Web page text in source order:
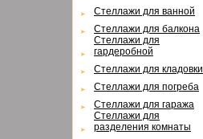
Cтеллажи для ванной
Стеллажи для балкона
Cтеллажи для
гардеробной
Cтеллажи для кладовки
Cтеллажи для погреба
Cтеллажи для гаража
Cтеллажи для
разделения комнаты